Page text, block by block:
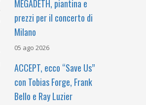
MEGADETH, piantina e
prezzi per il concerto di
Milano
05 ago 2026
ACCEPT, ecco “Save Us”
con Tobias Forge, Frank
Bello e Ray Luzier